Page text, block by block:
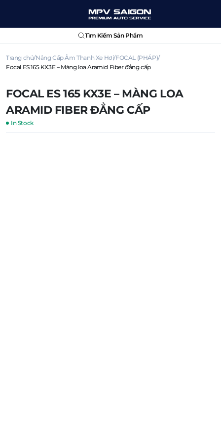
Tìm Kiếm Sản Phẩm
Trang chủ Nâng Cấp Âm Thanh Xe Hơi FOCAL (PHÁP)
Focal ES 165 KX3E – Màng loa Aramid Fiber đẳng cấp
FOCAL ES 165 KX3E – MÀNG LOA
ARAMID FIBER ĐẲNG CẤP
In Stock